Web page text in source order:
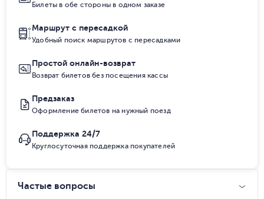
Билеты в обе стороны в одном заказе
Маршрут с пересадкой
Удобный поиск маршрутов с пересадками
Простой онлайн-возврат
Возврат билетов без посещения кассы
Предзаказ
Оформление билетов на нужный поезд
Поддержка 24/7
Круглосуточная поддержка покупателей
Частые вопросы